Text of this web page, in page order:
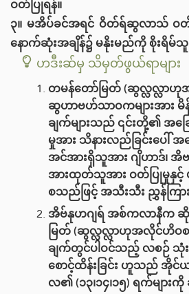
ဝတ်ပြုရန်။
၃။ မအိပ်ခင်အရင် ဝိတ်ရ်ဆွလာသ်
နောက်ဆုံးအချိန်၌ မနိုးမည်ကို စိုးရိမ်
ဟဒီးဆ်မှ သိမှတ်ဖွယ်ရာများ
တမန်တော်မြတ် (ဆွလ္လလ္လာ
ဆွဟာဗဟ်သာဝကများအား
ချက်များသည် ၎င်းတို့၏ အခြေ
မှုအား သိနားလည်ခြင်းပေါ်
အင်အားရှိသူအား ဂျိဟာဒ်၊ အိ
အားထုတ်သူအား ဝတ်ပြုမှုနှင့်
စသည်ဖြင့် အသီးသီး ညွှန်ကြ
အိဗ်နုဟဂျရ် အစ်ကလာနီက
မြတ် (ဆွလ္လလ္လာဟုအလိုင်ဟိဝစ
ချက်တွင်ပါဝင်သည့် လစဉ် သုံ
စောင့်ထိန်းခြင်း ဟူသည် အိုင်
လ၏ (၁၃၊၁၄၊၁၅) ရက်မျာ